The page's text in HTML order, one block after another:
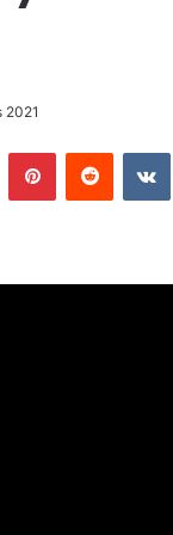
2021
PinterestReddit